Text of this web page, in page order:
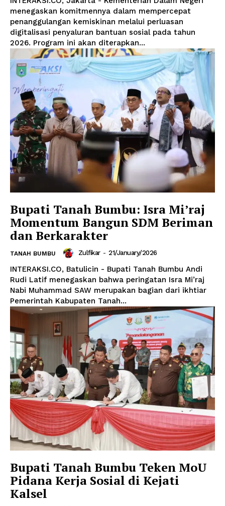
menegaskan komitmennya dalam mempercepat
penanggulangan kemiskinan melalui perluasan
digitalisasi penyaluran bantuan sosial pada tahun
2026. Program ini akan diterapkan...
Bupati Tanah Bumbu: Isra Mi’raj
Momentum Bangun SDM Beriman
dan Berkarakter
TANAH BUMBU Zulfikar - 21/January/2026
INTERAKSI.CO, Batulicin - Bupati Tanah Bumbu Andi
Rudi Latif menegaskan bahwa peringatan Isra Mi’raj
Nabi Muhammad SAW merupakan bagian dari ikhtiar
Pemerintah Kabupaten Tanah...
Bupati Tanah Bumbu Teken MoU
Pidana Kerja Sosial di Kejati
Kalsel